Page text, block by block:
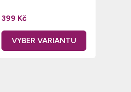
rukávem
399 Kč